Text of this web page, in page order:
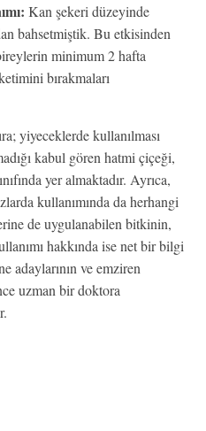
Kan şekeri düzeyinde
bahsetmiştik. Bu etkisinden
minimum 2 hafta
bırakmaları
yiyeceklerde kullanılması
kabul gören hatmi çiçeği,
yer almaktadır. Ayrıca,
kullanımında da herhangi
de uygulanabilen bitkinin,
hakkında ise net bir bilgi
adaylarının ve emziren
uzman bir doktora